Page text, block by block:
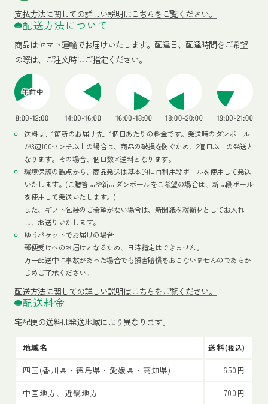
支払方法に関しての詳しい説明はこちらをご覧ください。
配送方法について
商品はヤマト運輸でお届けいたします。 配達日、配達時間をご希望
の際は、ご注文時にご指定ください。
送料は、1箇所のお届け先、1個口あたりの料金です。発送時のダンボール
が3辺100センチ以上の場合は、商品の破損を防ぐため、2個口以上の発送と
なります。その場合、個口数×送料となります。
環境保護の観点から、商品発送は基本的に再利用段ボールを使用して発送
いたします。(ご贈答品や新品ダンボールをご希望の場合は、新品段ボール
を使用して発送いたします。)
また、ギフト包装のご希望がない場合は、新聞紙を緩衝材としてお入れ
し、お送りいたします。
ゆうパケットでお届けの場合
郵便受けへのお届けとなるため、日時指定はできません。
万一配送中に事故があった場合でも損害賠償をおこないませんのであらか
じめご了承ください。
配送方法に関しての詳しい説明はこちらをご覧ください。
配送料金
宅配便の送料は発送地域により異なります。
地域名 送料(税込)
四国(香川県・徳島県・愛媛県・高知県)
650円
中国地方、近畿地方
700円